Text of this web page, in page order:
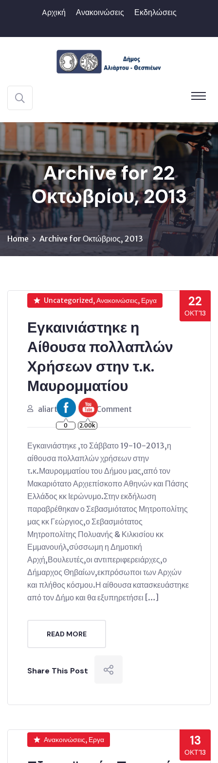
Aρχική Ανακοινώσεις Εκδηλώσεις
Archive for 22
Οκτωβρίου, 2013
Home Archive for Οκτώβριος, 2013
22
ΟΚΤ’13
Uncategorized, Ανακοινώσεις, Εργα
Εγκαινιάστηκε η
Αίθουσα πολλαπλών
Χρήσεων στην τ.κ.
Μαυρομματίου
aliartos 0 Comment
Εγκαινιάστηκε ,το Σάββατο 19-10-2013,η
αίθουσα πολλαπλών χρήσεων στην
τ.κ.Μαυρομματίου του Δήμου μας,από τον
Μακαριότατο Αρχιεπίσκοπο Αθηνών και Πάσης
Ελλάδος κκ Ιερώνυμο.Στην εκδήλωση
παραβρέθηκαν ο Σεβασμιότατος Μητροπολίτης
μας κκ Γεώργιος,ο Σεβασμιότατος
Μητροπολίτης Πολυανής & Κιλκισίου κκ
Εμμανουήλ,σύσσωμη η Δημοτική
Αρχή,Βουλευτές,οι αντιπεριφερειάρχες,ο
Δήμαρχος Θηβαίων,εκπρόσωποι των Αρχών
και πλήθος κόσμου.Η αίθουσα κατασκευάστηκε
από τον Δήμο και θα εξυπηρετήσει […]
READ MORE
Share This Post
13
ΟΚΤ’13
Ανακοινώσεις, Εργα
0 2.00k